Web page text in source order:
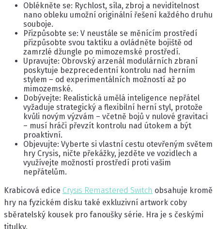
Oblékněte se: Rychlost, síla, zbroj a neviditelnost
nano obleku umožní originální řešení každého druhu
souboje.
Přizpůsobte se: V neustále se měnícím prostředí
přizpůsobte svou taktiku a ovládněte bojiště od
zamrzlé džungle po mimozemské prostředí.
Upravujte: Obrovský arzenál modulárních zbraní
poskytuje bezprecedentní kontrolu nad herním
stylem – od experimentálních možností až po
mimozemské.
Dobývejte: Realistická umělá inteligence nepřátel
vyžaduje strategický a flexibilní herní styl, protože
kvůli novým výzvám – včetně bojů v nulové gravitaci
– musí hráči převzít kontrolu nad útokem a být
proaktivní.
Objevujte: Vyberte si vlastní cestu otevřeným světem
hry Crysis, ničte překážky, jezděte ve vozidlech a
využívejte možností prostředí proti vašim
nepřátelům.
Krabicová edice Crysis Remastered Switch obsahuje kromě
hry na fyzickém disku také exkluzivní artwork coby
sběratelský kousek pro fanoušky série. Hra je s českými
titulky.